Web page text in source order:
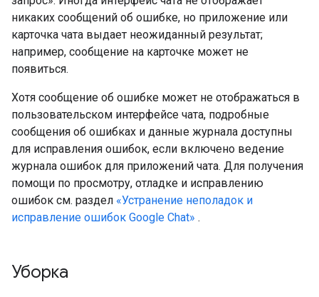
никаких сообщений об ошибке, но приложение или
карточка чата выдает неожиданный результат;
например, сообщение на карточке может не
появиться.
Хотя сообщение об ошибке может не отображаться в
пользовательском интерфейсе чата, подробные
сообщения об ошибках и данные журнала доступны
для исправления ошибок, если включено ведение
журнала ошибок для приложений чата. Для получения
помощи по просмотру, отладке и исправлению
ошибок см. раздел «Устранение неполадок и
исправление ошибок Google Chat» .
Уборка